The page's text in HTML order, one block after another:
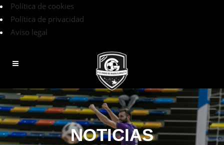
Política de cookies
Política de privacidad
Aviso legal
NOTICIAS